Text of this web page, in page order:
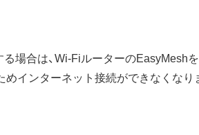
場合は、Wi-FiルーターのEasyMesh
インターネット接続ができなくなり